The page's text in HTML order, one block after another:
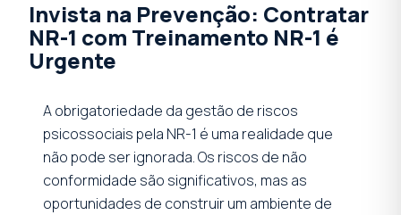
Invista na Prevenção: Contratar
NR-1 com Treinamento NR-1 é
Urgente
A obrigatoriedade da gestão de riscos
psicossociais pela NR-1 é uma realidade que
não pode ser ignorada. Os riscos de não
conformidade são significativos, mas as
oportunidades de construir um ambiente de